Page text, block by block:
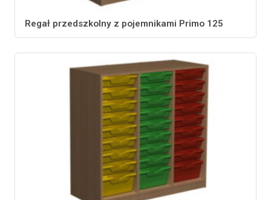
Regał przedszkolny z pojemnikami Primo 125